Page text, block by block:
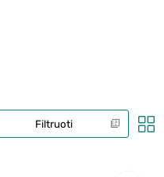
Filtruoti